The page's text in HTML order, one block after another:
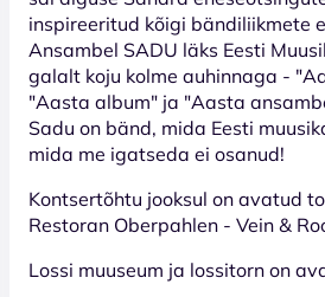
inspireeritud kõigi bändiliikmete
Ansambel SADU läks Eesti
galalt koju kolme auhinnaga -
"Aasta album" ja "Aasta
Sadu on bänd, mida Eesti
mida me igatseda ei osanud!
Kontsertõhtu jooksul on avatud
Restoran Oberpahlen - Vein &
Lossi muuseum ja lossitorn on